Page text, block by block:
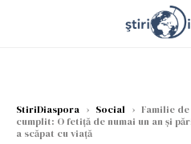
StiriDiaspora › Social › Familie
cumplit: O fetiță de numai un an și
a scăpat cu viață